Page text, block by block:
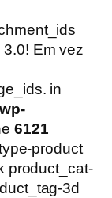
Em vez
in
6121
product
product_cat-
3d